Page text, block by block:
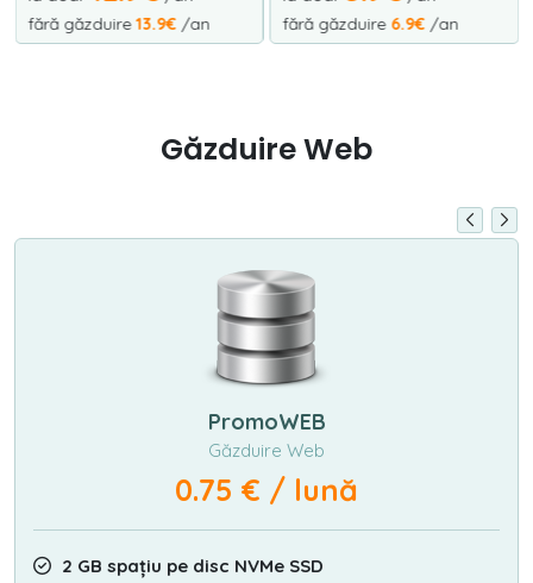
.uk
.agency
13.9€/an
fără găzduire
6.9€/an fără găzduire
Găzduire Web
PromoWEB
Găzduire Web
0.75 € / lună
2 GB spațiu pe disc NVMe SSD